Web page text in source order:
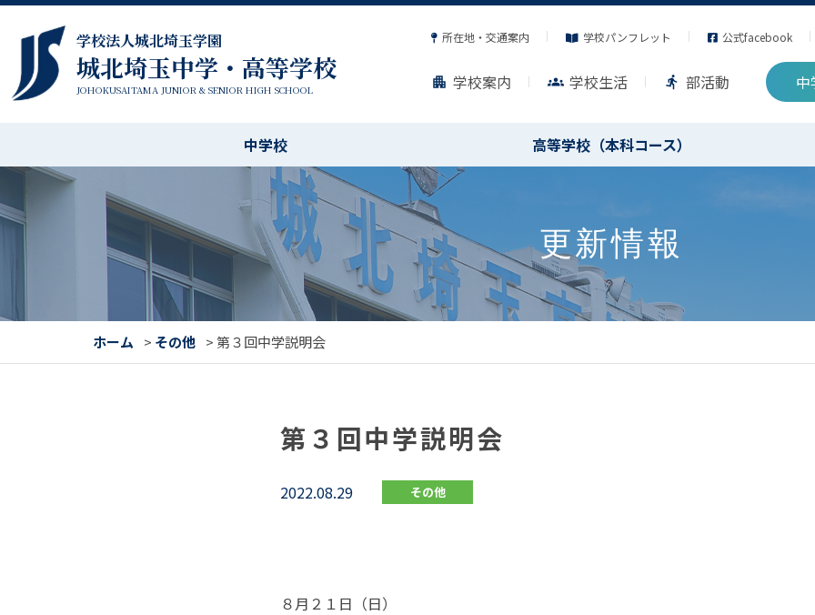
学校法人城北埼玉学園
城北埼玉中学・高等学校
JOHOKUSAITAMA JUNIOR & SENIOR HIGH SCHOOL
所在地・交通案内 学校パンフレット 公式facebook
apartment 学校案内 groups 学校生活 directions_run 部活動 中
中学校 高等学校（本科コース）
更新情報
ホーム > その他 >第３回中学説明会
第３回中学説明会
2022.08.29 その他
８月２１日（日）